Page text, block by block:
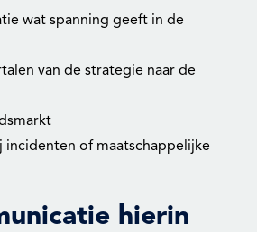
wat spanning geeft in de
van de strategie naar de
incidenten of maatschappelijke
hierin